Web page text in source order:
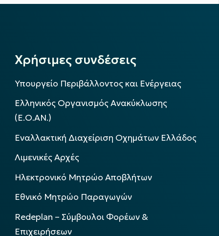
Χρήσιμες συνδέσεις
Υπουργείο Περιβάλλοντος και Ενέργειας
Ελληνικός Οργανισμός Ανακύκλωσης
(Ε.Ο.ΑΝ.)
Εναλλακτική Διαχείριση Οχημάτων Ελλάδος
Λιμενικές Αρχές
Ηλεκτρονικό Μητρώο Αποβλήτων
Εθνικό Μητρώο Παραγωγών
Redeplan – Σύμβουλοι Φορέων &
Επιχειρήσεων